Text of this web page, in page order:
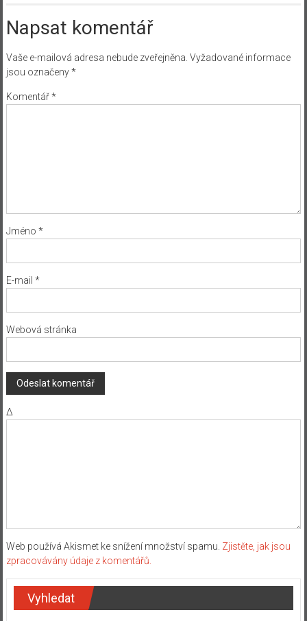
Napsat komentář
Vaše e-mailová adresa nebude zveřejněna. Vyžadované informace
jsou označeny*
Komentář*
Jméno *
E-mail *
Webová stránka
Δ
Web používá Akismet ke snížení množství spamu. Zjistěte, jak jsou
zpracovávány údaje z komentářů.
Vyhledat